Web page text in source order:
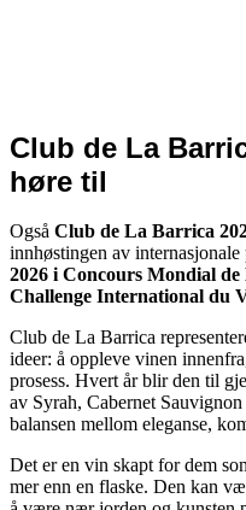
Club de La
høre til
Også Club de La Barrica
innhøstingen av
2026 i Concours Mondial de
Challenge International du
Club de La Barrica
ideer: å oppleve vinen
prosess. Hvert år blir den til
av Syrah, Cabernet
balansen mellom eleganse,
Det er en vin skapt for dem
mer enn en flaske. Den kan